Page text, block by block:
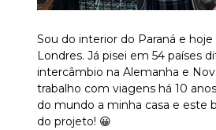
Sou do interior do Paraná e
Londres. Já pisei em 54 países
intercâmbio na Alemanha e
trabalho com viagens há 10
do mundo a minha casa e este
do projeto! 😀